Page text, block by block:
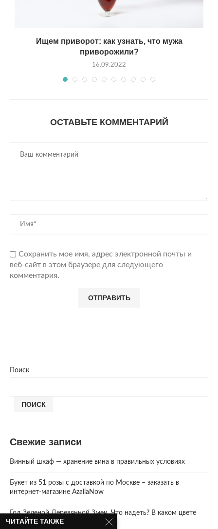
Ищем приворот: как узнать, что мужа
приворожили?
16.09.2022
ОСТАВЬТЕ КОММЕНТАРИЙ
Сохранить мое имя, адрес электронной почты и
веб-сайт в этом браузере для следующего
комментария.
Поиск
ПОИСК
Свежие записи
Винный шкаф — хранение вина в правильных условиях
Букет из 51 розы с доставкой по Москве – заказать в
интернет-магазине AzaliaNow
Год Зеленой Деревянной Змеи. Что надеть? В каком цвете
встречать 2025 Новый год.
ЧИТАЙТЕ ТАКЖЕ